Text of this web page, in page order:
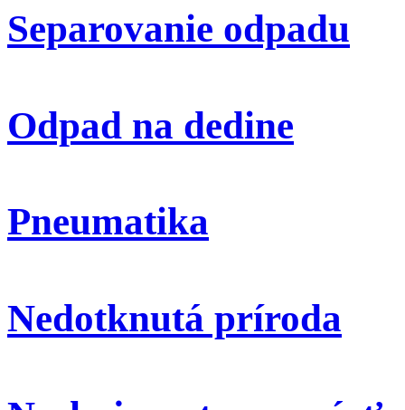
Separovanie odpadu
Odpad na dedine
Pneumatika
Nedotknutá príroda